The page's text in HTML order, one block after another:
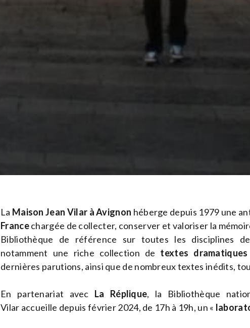
La Maison Jean Vilar à Avignon héberge depuis 1979 une
Francechargée de collecter, conserver et valoriser la
Bibliothèque de référence sur toutes les disciplines
notamment une riche collection de textes dramatiques
dernières parutions, ainsi que de nombreux textes inédits,
En partenariat avec La Réplique, la Bibliothèque
Vilar accueille depuis février 2024, de 17h à 19h, un «